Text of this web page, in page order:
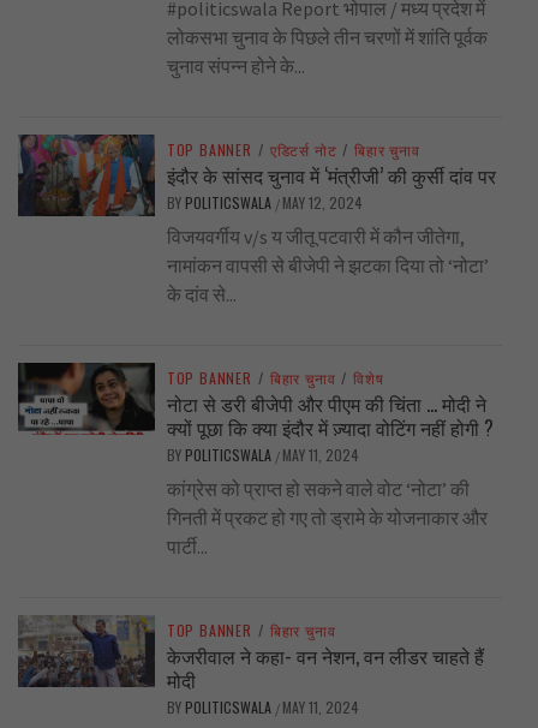
#politicswala Report भोपाल / मध्य प्रदेश में
लोकसभा चुनाव के पिछले तीन चरणों में शांति पूर्वक
चुनाव संपन्न होने के...
TOP BANNER / एडिटर्स नोट / बिहार चुनाव
इंदौर के सांसद चुनाव में ‘मंत्रीजी’ की कुर्सी दांव पर
BY POLITICSWALA / MAY 12, 2024
विजयवर्गीय v/s य जीतू पटवारी में कौन जीतेगा,
नामांकन वापसी से बीजेपी ने झटका दिया तो ‘नोटा’
के दांव से...
TOP BANNER / बिहार चुनाव / विशेष
नोटा से डरी बीजेपी और पीएम की चिंता … मोदी ने
क्यों पूछा कि क्या इंदौर में ज़्यादा वोटिंग नहीं होगी ?
BY POLITICSWALA / MAY 11, 2024
कांग्रेस को प्राप्त हो सकने वाले वोट ‘नोटा’ की
गिनती में प्रकट हो गए तो ड्रामे के योजनाकार और
पार्टी...
TOP BANNER / बिहार चुनाव
केजरीवाल ने कहा- वन नेशन, वन लीडर चाहते हैं
मोदी
BY POLITICSWALA / MAY 11, 2024